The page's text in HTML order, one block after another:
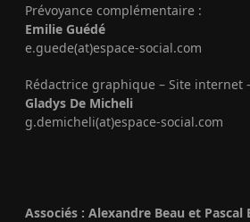
Prévoyance complémentaire :
Emilie Guédé
e.guede(at)espace-social.com
Rédactrice graphique – Site internet
Gladys De Micheli
g.demicheli(at)espace-social.com
Associés : Alexandre Beau et Pascal